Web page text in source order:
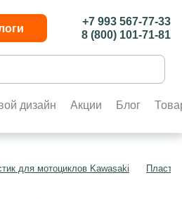
+7 993 567-77-33
8 (800) 101-71-81
дизайн Акции Блог
для мотоциклов Kawasaki